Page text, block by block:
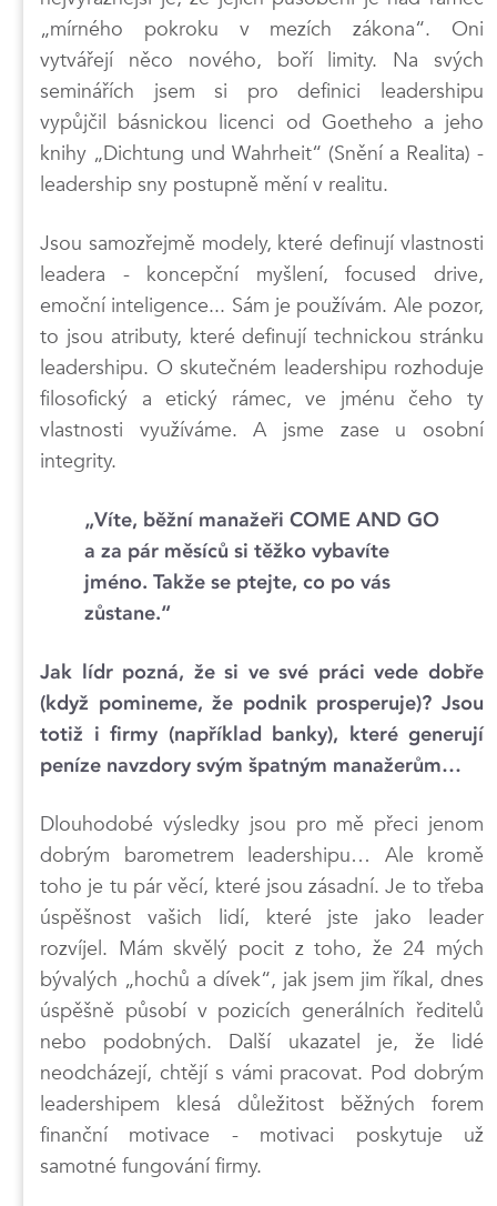
„mírného pokroku v mezích zákona“. Oni
vytvářejí něco nového, boří limity. Na svých
seminářích jsem si pro definici leadershipu
vypůjčil básnickou licenci od Goetheho a jeho
knihy „Dichtung und Wahrheit“ (Snění a Realita) -
leadership sny postupně mění v realitu.
Jsou samozřejmě modely, které definují vlastnosti
leadera - koncepční myšlení, focused drive,
emoční inteligence... Sám je používám. Ale pozor,
to jsou atributy, které definují technickou stránku
leadershipu. O skutečném leadershipu rozhoduje
filosofický a etický rámec, ve jménu čeho ty
vlastnosti využíváme. A jsme zase u osobní
integrity.
„Víte, běžní manažeři COME AND GO
a za pár měsíců si těžko vybavíte
jméno. Takže se ptejte, co po vás
zůstane.“
Jak lídr pozná, že si ve své práci vede dobře
(když pomineme, že podnik prosperuje)? Jsou
totiž i firmy (například banky), které generují
peníze navzdory svým špatným manažerům…
Dlouhodobé výsledky jsou pro mě přeci jenom
dobrým barometrem leadershipu… Ale kromě
toho je tu pár věcí, které jsou zásadní. Je to třeba
úspěšnost vašich lidí, které jste jako leader
rozvíjel. Mám skvělý pocit z toho, že 24 mých
bývalých „hochů a dívek“, jak jsem jim říkal, dnes
úspěšně působí v pozicích generálních ředitelů
nebo podobných. Další ukazatel je, že lidé
neodcházejí, chtějí s vámi pracovat. Pod dobrým
leadershipem klesá důležitost běžných forem
finanční motivace - motivaci poskytuje už
samotné fungování firmy.